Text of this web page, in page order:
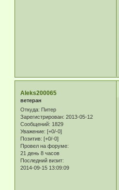
Aleks200065
ветеран
Откуда: Питер
Зарегистрирован: 2013-05-12
Сообщений: 1829
Уважение: [+0/-0]
Позитив: [+0/-0]
Провел на форуме:
21 день 8 часов
Последний визит:
2014-09-15 13:09:09